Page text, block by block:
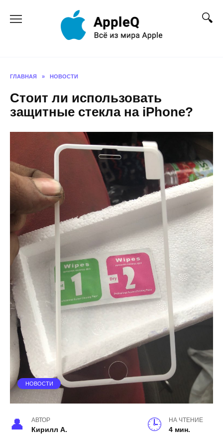
ГЛАВНАЯ » НОВОСТИ
Стоит ли использовать
защитные стекла на iPhone?
НОВОСТИ
АВТОР
Кирилл А.
НА ЧТЕНИЕ
4 мин.